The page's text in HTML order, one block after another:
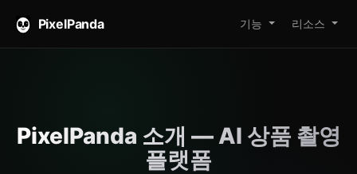
PixelPanda 기능 리소스
PixelPanda 소개 — AI 상품 촬영
플랫폼